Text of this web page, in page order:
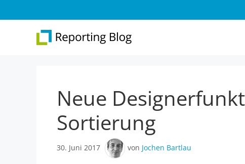
Inhalt
Überblick
Integration
.NET-Reporting
Web &
Neue
Sortierung
30. Juni 2017 von Jochen Bartlau